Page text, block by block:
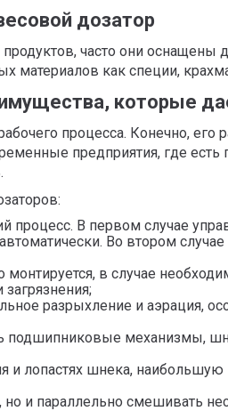
дозатор
часто они
материалов как специи,
которые
процесса. Конечно, его
предприятия, где есть
процесс. В первом случае
Во втором
монтируется, в случае
разрыхление и аэрация,
подшипниковые механизмы,
и лопастях шнека,
и параллельно смешивать